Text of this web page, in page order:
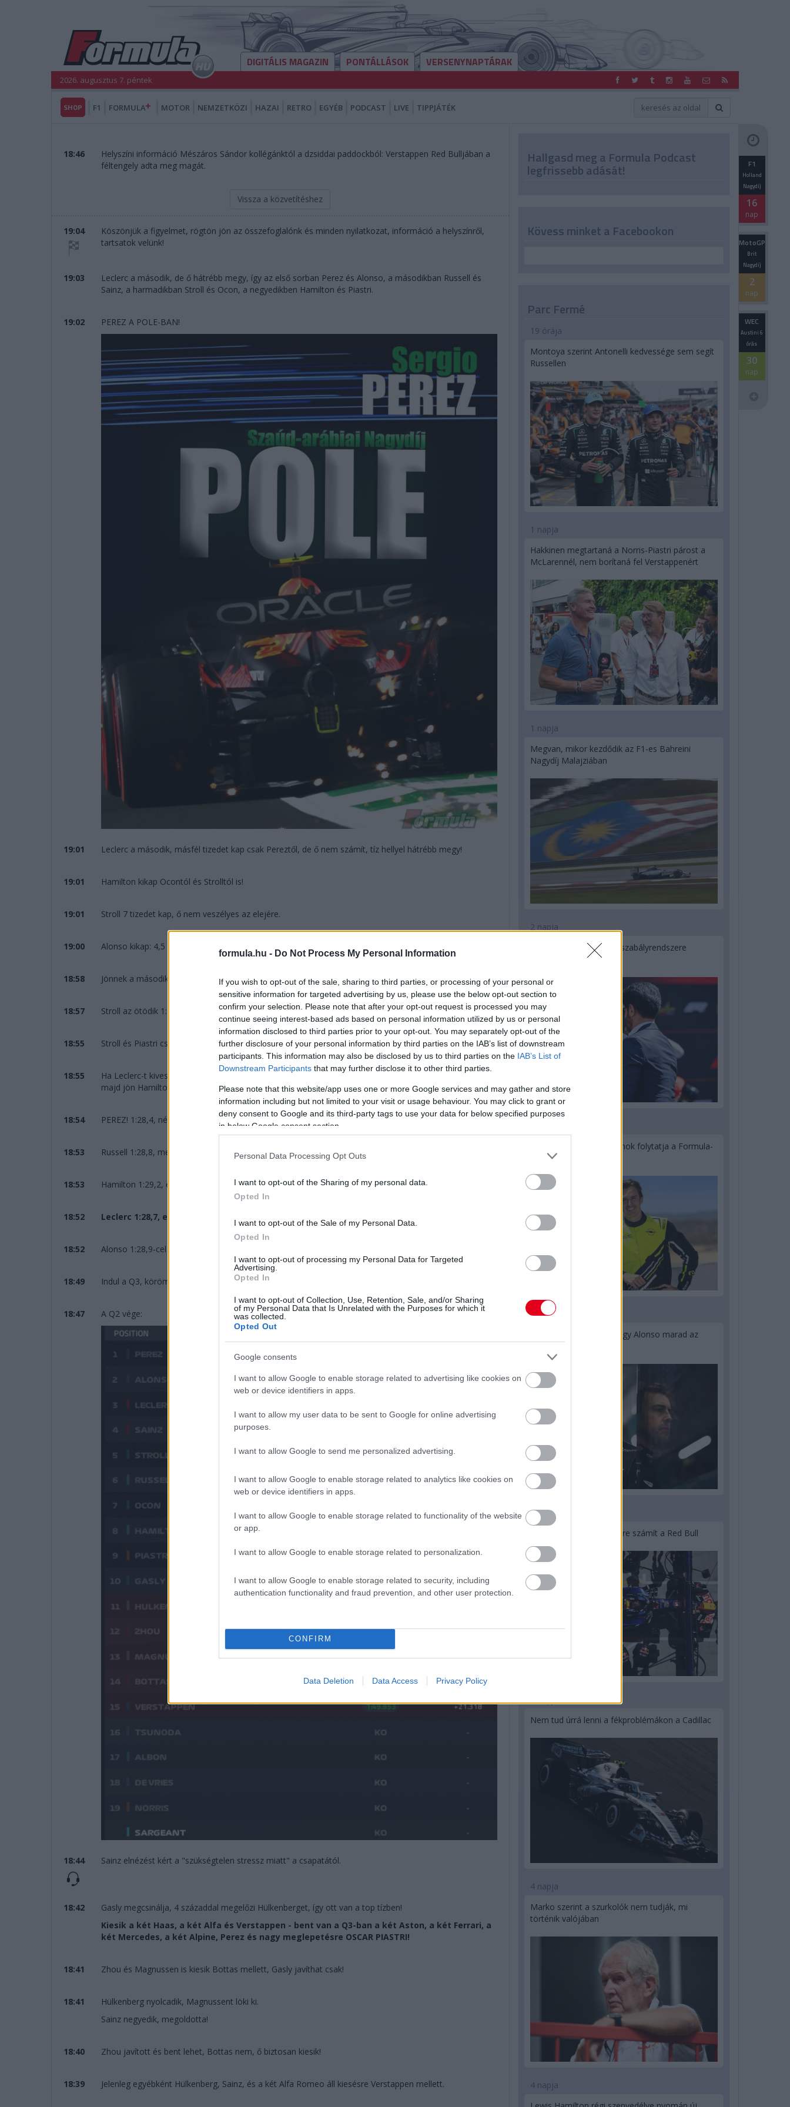
formula.hu - Do Not Process My Personal Information
If you wish to opt-out of the sale, sharing to third parties, or processing of your personal or
sensitive information for targeted advertising by us, please use the below opt-out section to
confirm your selection. Please note that after your opt-out request is processed you may
continue seeing interest-based ads based on personal information utilized by us or personal
information disclosed to third parties prior to your opt-out. You may separately opt-out of the
further disclosure of your personal information by third parties on the IAB’s list of downstream
participants. This information may also be disclosed by us to third parties on the IAB’s List of
Downstream Participants that may further disclose it to other third parties.
Please note that this website/app uses one or more Google services and may gather and store
information including but not limited to your visit or usage behaviour. You may click to grant or
deny consent to Google and its third-party tags to use your data for below specified purposes
in below Google consent section.
Personal Data Processing Opt Outs
I want to opt-out of the Sharing of my personal data.
Opted In
I want to opt-out of the Sale of my Personal Data.
Opted In
I want to opt-out of processing my Personal Data for Targeted
Advertising.
Opted In
I want to opt-out of Collection, Use, Retention, Sale, and/or Sharing
of my Personal Data that Is Unrelated with the Purposes for which it
was collected.
Opted Out
Google consents
I want to allow Google to enable storage related to advertising like cookies on
web or device identifiers in apps.
I want to allow my user data to be sent to Google for online advertising
purposes.
I want to allow Google to send me personalized advertising.
I want to allow Google to enable storage related to analytics like cookies on
web or device identifiers in apps.
I want to allow Google to enable storage related to functionality of the website
or app.
I want to allow Google to enable storage related to personalization.
I want to allow Google to enable storage related to security, including
authentication functionality and fraud prevention, and other user protection.
CONFIRM
Data Deletion Data Access Privacy Policy
DIGITÁLIS MAGAZIN PONTÁLLÁSOK VERSENYNAPTÁRAK
2026. augusztus 7. péntek
SHOP F1 FORMULA MOTOR NEMZETKÖZI HAZAI RETRO EGYÉB PODCAST LIVE TIPPJÁTÉK
18:46
Helyszíni információ Mészáros Sándor kollégánktól a dzsiddai paddockból: Verstappen Red Bulljában a
féltengely adta meg magát.
Vissza a közvetítéshez
19:04
Köszönjük a figyelmet, rögtön jön az összefoglalónk és minden nyilatkozat, információ a helyszínről,
tartsatok velünk!
19:03
Leclerc a második, de ő hátrébb megy, így az első sorban Perez és Alonso, a másodikban Russell és
Sainz, a harmadikban Stroll és Ocon, a negyedikben Hamilton és Piastri.
19:02 PEREZ A POLE-BAN!
19:01 Leclerc a második, másfél tizedet kap csak Pereztől, de ő nem számít, tíz hellyel hátrébb megy!
19:01 Hamilton kikap Ocontól és Strolltól is!
19:01 Stroll 7 tizedet kap, ő nem veszélyes az elejére.
19:00 Alonso kikap: 4,5 tizedet kap Pereztől, ő biztosan nem lesz pole-ban!
18:58 Jönnek a második, mindent eldöntő körök.
18:57 Stroll az ötödik 1:29,0-val, bejön Alonso és Hamilton közé.
18:55 Stroll és Piastri csak egy kört megy, ők most vannak a pályán.
18:55
Ha Leclerc-t kivesszük, akkor egyelőre Perez-Russell az első sor, de Alonso körében volt még pár tized,
majd jön Hamilton és Ocon.
18:54 PEREZ! 1:28,4, négy tizedet ad Leclerc-nek, ez akár a pole-kör is lehet!
18:53 Russell 1:28,8, megelőzi Alonsót, ő a második!
18:53 Hamilton 1:29,2, egyelőre harmadik.
18:52 Leclerc 1:28,7, egyelőre ő áll az élen! Sainz kap öt tizedet tőle.
18:52 Alonso 1:28,9-cel kezd, ennél ment már jobbat!
18:49 Indul a Q3, körömrágós lehet a vége!
18:47 A Q2 vége:
18:44 Sainz elnézést kért a "szükségtelen stressz miatt" a csapatától.
18:42
Gasly megcsinálja, 4 századdal megelőzi Hülkenberget, így ott van a top tízben!
Kiesik a két Haas, a két Alfa és Verstappen - bent van a Q3-ban a két Aston, a két Ferrari, a
két Mercedes, a két Alpine, Perez és nagy meglepetésre OSCAR PIASTRI!
18:41 Zhou és Magnussen is kiesik Bottas mellett, Gasly javíthat csak!
18:41
Hülkenberg nyolcadik, Magnussent löki ki.
Sainz negyedik, megoldotta!
18:40 Zhou javított és bent lehet, Bottas nem, ő biztosan kiesik!
18:39 Jelenleg egyébként Hülkenberg, Sainz, és a két Alfa Romeo áll kiesésre Verstappen mellett.
Hallgasd meg a Formula Podcast
legfrissebb adását! F1
Holland
Nagydíj
16
nap
MotoGP
Brit
Nagydíj
2
nap
WEC
Austini 6
órás
30
nap
Kövess minket a Facebookon
Parc Fermé
19 órája
Montoya szerint Antonelli kedvessége sem segít
Russellen
1 napja
Hakkinen megtartaná a Norris-Piastri párost a
McLarennél, nem borítaná fel Verstappenért
1 napja
Megvan, mikor kezdődik az F1-es Bahreini
Nagydíj Malajziában
2 napja
Ilyen lehet a jövő F1-es szabályrendszere
Domenicali szerint
Újabb korábbi F2-es bajnok folytatja a Formula-
E-ben
2 napja
Newey biztos benne, hogy Alonso marad az
3 napja
Lassuló fejlesztési ütemre számít a Red Bull
Nem tud úrrá lenni a fékproblémákon a Cadillac
4 napja
Marko szerint a szurkolók nem tudják, mi
történik valójában
4 napja